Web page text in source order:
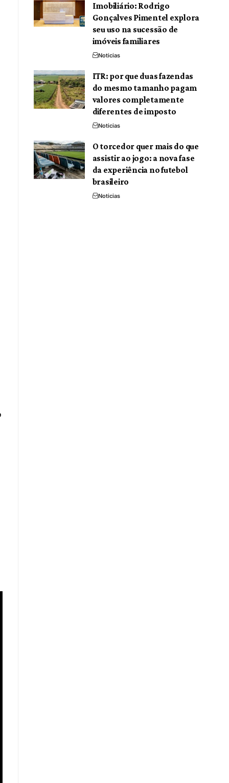
Imobiliário: Rodrigo
Gonçalves Pimentel explora
seu uso na sucessão de
imóveis familiares
Noticias
ITR: por que duas fazendas
do mesmo tamanho pagam
valores completamente
diferentes de imposto
Noticias
O torcedor quer mais do que
assistir ao jogo: a nova fase
da experiência no futebol
brasileiro
Noticias